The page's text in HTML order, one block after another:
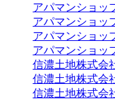
アパマンショッ
アパマンショッ
アパマンショッ
アパマンショッ
信濃土地株式会
信濃土地株式会
信濃土地株式会